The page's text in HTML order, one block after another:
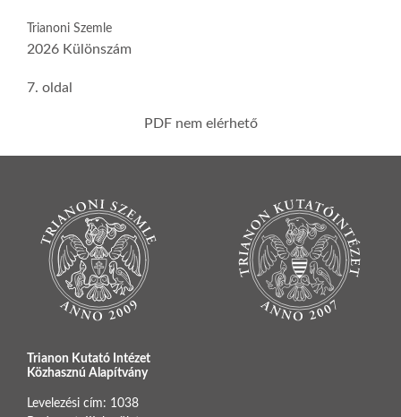
Trianoni Szemle
2026 Különszám
7. oldal
PDF nem elérhető
Trianon Kutató Intézet
Közhasznú Alapítvány
Levelezési cím: 1038